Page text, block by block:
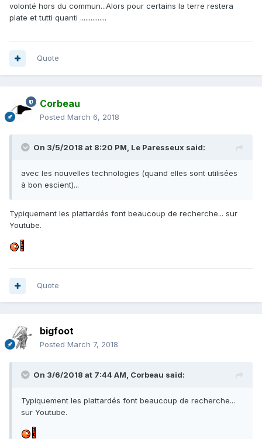
volonté hors du commun...Alors pour certains la terre restera
plate et tutti quanti ...............
Quote
Corbeau
Posted March 6, 2018
On 3/5/2018 at 8:20 PM, Le Paresseux said:
avec les nouvelles technologies (quand elles sont utilisées
à bon escient)...
Typiquement les plattardés font beaucoup de recherche... sur
Youtube.
Quote
bigfoot
Posted March 7, 2018
On 3/6/2018 at 7:44 AM, Corbeau said:
Typiquement les plattardés font beaucoup de recherche...
sur Youtube.